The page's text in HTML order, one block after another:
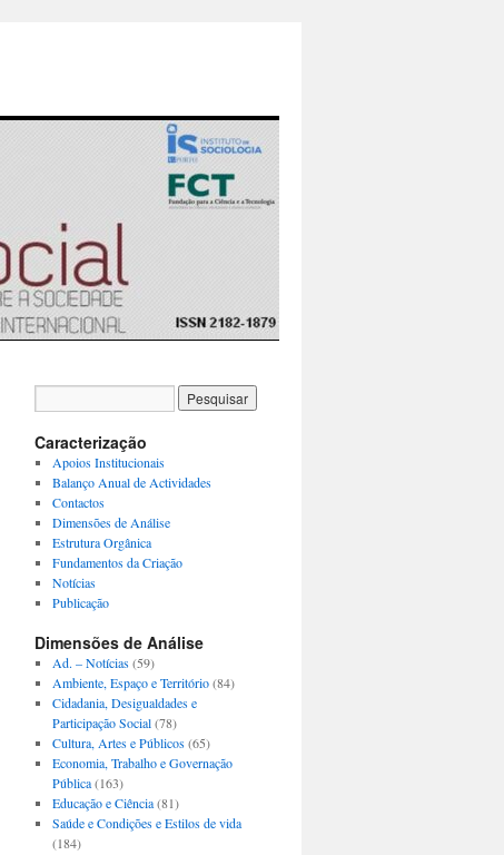
Caracterização
Apoios Institucionais
Balanço Anual de Actividades
Contactos
Dimensões de Análise
Estrutura Orgânica
Fundamentos da Criação
Notícias
Publicação
Dimensões de Análise
Ad. – Notícias(59)
Ambiente, Espaço e Território(84)
Cidadania, Desigualdades e
Participação Social(78)
Cultura, Artes e Públicos(65)
Economia, Trabalho e Governação
Pública(163)
Educação e Ciência(81)
Saúde e Condições e Estilos de vida
(184)